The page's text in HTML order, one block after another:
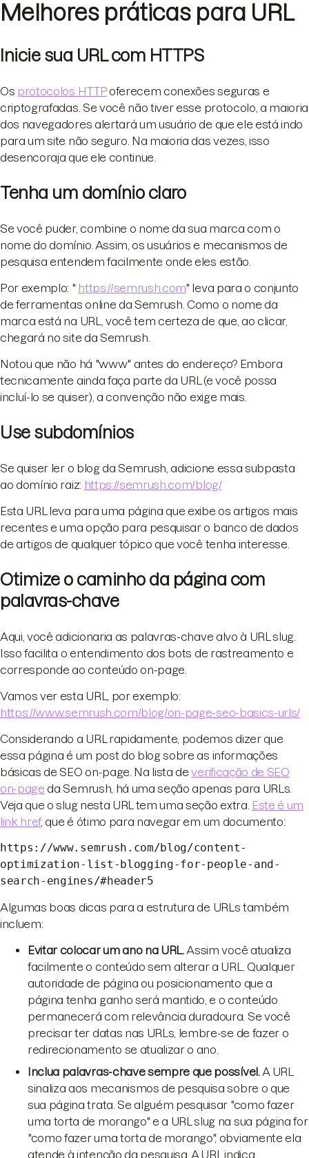
Melhores práticas para URL
Inicie sua URL com HTTPS
Os protocolos HTTPoferecem conexões seguras e
criptografadas. Se você não tiver esse protocolo, a maioria
dos navegadores alertará um usuário de que ele está indo
para um site não seguro. Na maioria das vezes, isso
desencoraja que ele continue.
Tenha um domínio claro
Se você puder, combine o nome da sua marca com o
nome do domínio. Assim, os usuários e mecanismos de
pesquisa entendem facilmente onde eles estão.
Por exemplo: " https://semrush.com" leva para o conjunto
de ferramentas online da Semrush. Como o nome da
marca está na URL, você tem certeza de que, ao clicar,
chegará no site da Semrush.
Notou que não há "www" antes do endereço? Embora
tecnicamente ainda faça parte da URL (e você possa
incluí-lo se quiser), a convenção não exige mais.
Use subdomínios
Se quiser ler o blog da Semrush, adicione essa subpasta
ao domínio raiz: https://semrush.com/blog/
Esta URL leva para uma página que exibe os artigos mais
recentes e uma opção para pesquisar o banco de dados
de artigos de qualquer tópico que você tenha interesse.
Otimize o caminho da página com
palavras-chave
Aqui, você adicionaria as palavras-chave alvo à URL slug.
Isso facilita o entendimento dos bots de rastreamento e
corresponde ao conteúdo on-page.
Vamos ver esta URL, por exemplo:
https://www.semrush.com/blog/on-page-seo-basics-urls/
Considerando a URL rapidamente, podemos dizer que
essa página é um post do blog sobre as informações
básicas de SEO on-page. Na lista deverificação de SEO
on-page da Semrush, há uma seção apenas para URLs.
Veja que o slug nesta URL tem uma seção extra. Este é um
link href, que é ótimo para navegar em um documento:
https://www.semrush.com/blog/content-
optimization-list-blogging-for-people-and-
search-engines/#header5
Algumas boas dicas para a estrutura de URLs também
incluem:
Evitar colocar um ano na URL. Assim você atualiza
facilmente o conteúdo sem alterar a URL. Qualquer
autoridade de página ou posicionamento que a
página tenha ganho será mantido, e o conteúdo
permanecerá com relevância duradoura. Se você
precisar ter datas nas URLs, lembre-se de fazer o
redirecionamento se atualizar o ano.
Inclua palavras-chave sempre que possível. A URL
sinaliza aos mecanismos de pesquisa sobre o que
sua página trata. Se alguém pesquisar "como fazer
uma torta de morango" e a URL slug na sua página for
"como fazer uma torta de morango", obviamente ela
atende à intenção da pesquisa. A URL indica